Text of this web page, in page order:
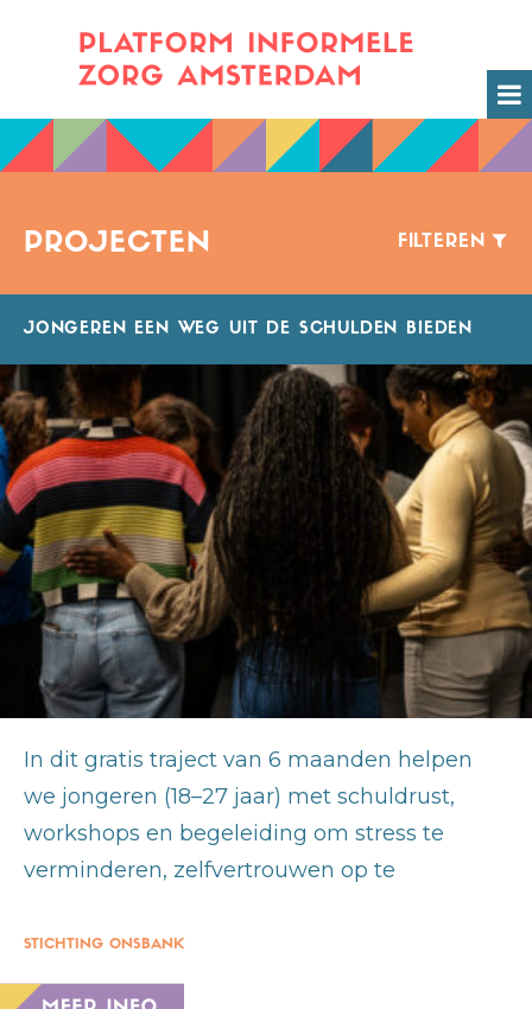
FILTEREN
PROJECTEN
JONGEREN EEN WEG UIT DE SCHULDEN BIEDEN
In dit gratis traject van 6 maanden helpen
we jongeren (18–27 jaar) met schuldrust,
workshops en begeleiding om stress te
verminderen, zelfvertrouwen op te
STICHTING ONSBANK